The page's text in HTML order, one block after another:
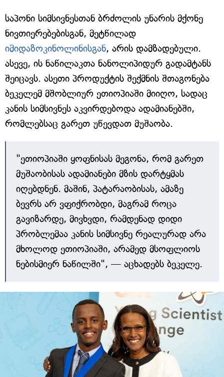
საპონი სიმსივნესთან ბრძოლის უნარის მქონე
ნივთიერებებისგან, მეტწილად
იმიდაზოკინოლინისგან, არის დამზადებული.
ასევე, ის ნაწილაკთა ნანოლიპიდურ გადამტანს
შეიცავს. ასეთი პროდუქტის შექმნის შთაგონება
ბეკელემ მშობლიურ ეთიოპიაში მიიღო, სადაც
კანის სიმსივნეს აკვირდებოდა ადამიანებში,
რომლებსაც გარეთ უწევდათ მუშაობა.
"ეთიოპიაში ყოფნისას მეგონა, რომ გარეთ
მუშაობისას ადამიანები მზის დარტყმას
იღებდნენ. მაშინ, პატარაობისას, ამაზე
ბევრს არ ვფიქრობდი, მაგრამ როცა
გავიზარდე, მივხვდი, რამდენად დიდი
პრობლემაა კანის სიმსივნე რეალურად არა
მხოლოდ ეთიოპიაში, არამედ მსოფლიოს
ნებისმიერ ნაწილში", — აცხადებს ბეკელე.